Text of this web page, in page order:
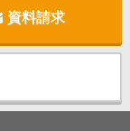
資料請求